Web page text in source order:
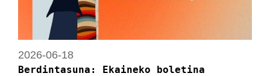
2026-06-18
Berdintasuna: Ekaineko boletina